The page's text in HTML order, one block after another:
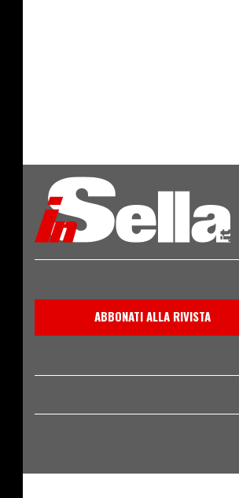
ABBONATI ALLA RIVISTA